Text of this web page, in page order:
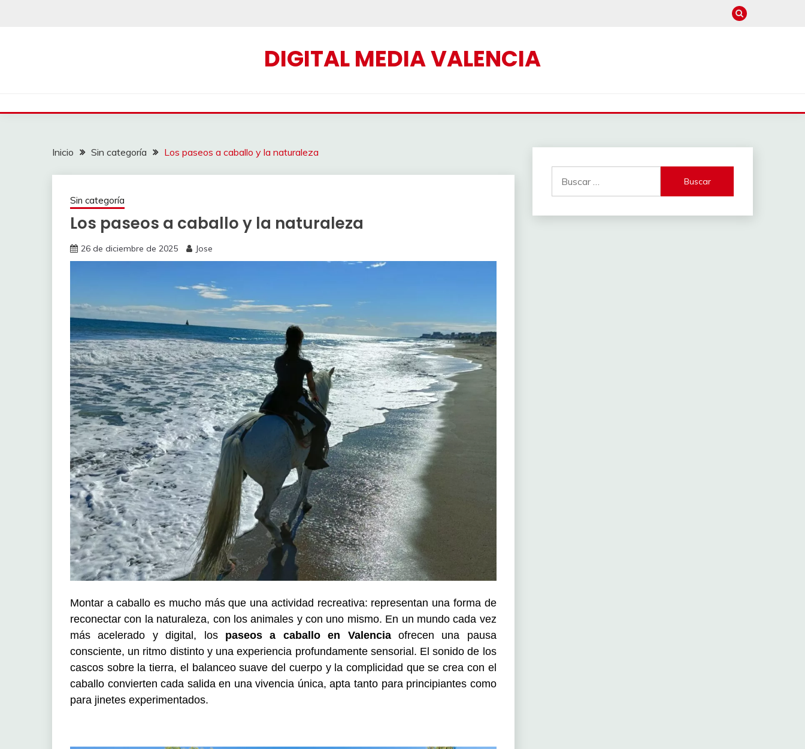
DIGITAL MEDIA VALENCIA
Inicio Sin categoría Los paseos a caballo y la naturaleza
Sin categoría
Los paseos a caballo y la naturaleza
26 de diciembre de 2025 Jose
Montar a caballo es mucho más que una actividad recreativa: representan una forma de
reconectar con la naturaleza, con los animales y con uno mismo. En un mundo cada vez
más acelerado y digital, los paseos a caballo en Valenciaofrecen una pausa
consciente, un ritmo distinto y una experiencia profundamente sensorial. El sonido de los
cascos sobre la tierra, el balanceo suave del cuerpo y la complicidad que se crea con el
caballo convierten cada salida en una vivencia única, apta tanto para principiantes como
para jinetes experimentados.